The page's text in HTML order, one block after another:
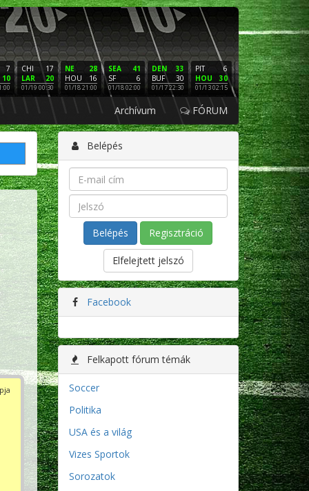
7
10
17
CHI
20
LAR
01/19 00:30
28
NE
16
HOU
01/18 21:00
41
SEA
6
SF
01/18 02:00
33
DEN
30
BUF
01/17 22:30
6
PIT
30
HOU
01/13 02:15
16
NE
3
LAC
01/12 02:00
PHI
SF
01/11
Archívum FÓRUM
Belépés
Regisztráció
Elfelejtett jelszó
Facebook
Felkapott fórum témák
Soccer
Politika
USA és a világ
Vizes Sportok
Sorozatok